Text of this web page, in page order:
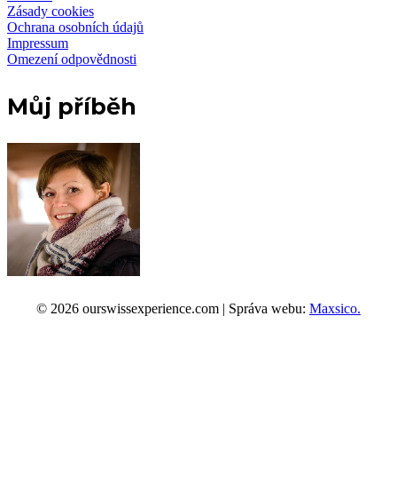
Zásady cookies
Ochrana osobních údajů
Impressum
Omezení odpovědnosti
Můj příběh
© 2026 ourswissexperience.com | Správa webu: Maxsico.